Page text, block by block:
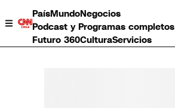
PaísMundoNegocios
Podcast y Programas completos
Futuro 360CulturaServicios